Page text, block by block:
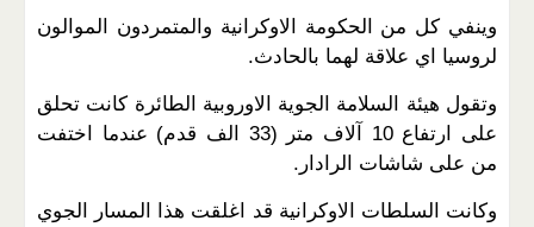
وينفي كل من الحكومة الاوكرانية والمتمردون الموالون
لروسيا اي علاقة لهما بالحادث.
وتقول هيئة السلامة الجوية الاوروبية الطائرة كانت تحلق
على ارتفاع 10 آلاف متر (33 الف قدم) عندما اختفت
من على شاشات الرادار .
وكانت السلطات الاوكرانية قد اغلقت هذا المسار الجوي